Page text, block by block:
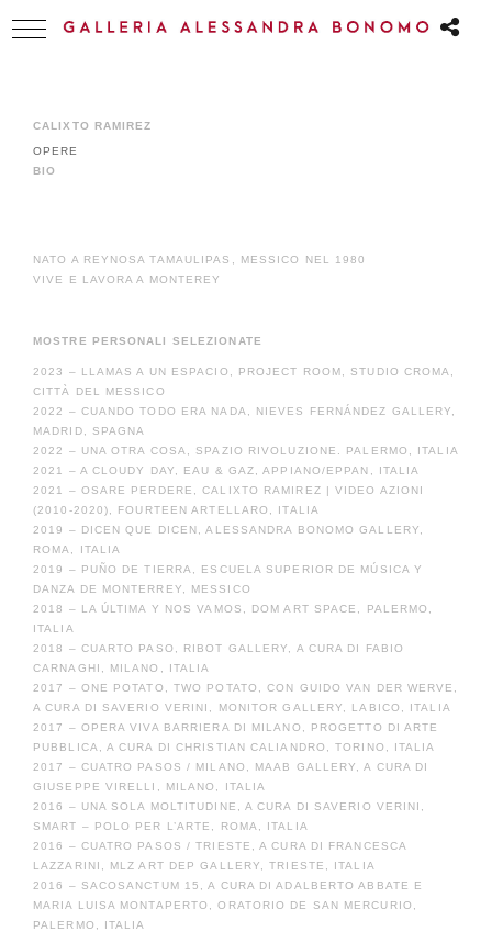
CALIXTO RAMIREZ
OPERE
BIO
NATO A REYNOSA TAMAULIPAS, MESSICO NEL 1980
VIVE E LAVORA A MONTEREY
MOSTRE PERSONALI SELEZIONATE
2023 – LLAMAS A UN ESPACIO, PROJECT ROOM, STUDIO CROMA,
CITTÀ DEL MESSICO
2022 – CUANDO TODO ERA NADA, NIEVES FERNÁNDEZ GALLERY,
MADRID, SPAGNA
2022 – UNA OTRA COSA, SPAZIO RIVOLUZIONE. PALERMO, ITALIA
2021 – A CLOUDY DAY, EAU & GAZ, APPIANO/EPPAN, ITALIA
2021 – OSARE PERDERE, CALIXTO RAMIREZ | VIDEO AZIONI
(2010-2020), FOURTEEN ARTELLARO, ITALIA
2019 – DICEN QUE DICEN, ALESSANDRA BONOMO GALLERY,
ROMA, ITALIA
2019 – PUÑO DE TIERRA, ESCUELA SUPERIOR DE MÚSICA Y
DANZA DE MONTERREY, MESSICO
2018 – LA ÚLTIMA Y NOS VAMOS, DOM ART SPACE, PALERMO,
ITALIA
2018 – CUARTO PASO, RIBOT GALLERY, A CURA DI FABIO
CARNAGHI, MILANO, ITALIA
2017 – ONE POTATO, TWO POTATO, CON GUIDO VAN DER WERVE,
A CURA DI SAVERIO VERINI, MONITOR GALLERY, LABICO, ITALIA
2017 – OPERA VIVA BARRIERA DI MILANO, PROGETTO DI ARTE
PUBBLICA, A CURA DI CHRISTIAN CALIANDRO, TORINO, ITALIA
2017 – CUATRO PASOS / MILANO, MAAB GALLERY, A CURA DI
GIUSEPPE VIRELLI, MILANO, ITALIA
2016 – UNA SOLA MOLTITUDINE, A CURA DI SAVERIO VERINI,
SMART – POLO PER L’ARTE, ROMA, ITALIA
2016 – CUATRO PASOS / TRIESTE, A CURA DI FRANCESCA
LAZZARINI, MLZ ART DEP GALLERY, TRIESTE, ITALIA
2016 – SACOSANCTUM 15, A CURA DI ADALBERTO ABBATE E
MARIA LUISA MONTAPERTO, ORATORIO DE SAN MERCURIO,
PALERMO, ITALIA